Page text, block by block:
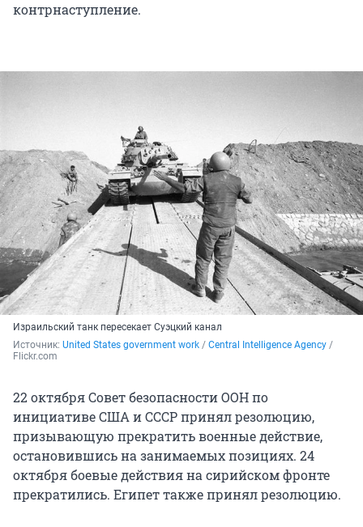
контрнаступление.
Израильский танк пересекает Суэцкий канал
Источник: United States government work / Central Intelligence Agency /
Flickr.com
22 октября Совет безопасности ООН по
инициативе США и СССР принял резолюцию,
призывающую прекратить военные действие,
остановившись на занимаемых позициях. 24
октября боевые действия на сирийском фронте
прекратились. Египет также принял резолюцию.